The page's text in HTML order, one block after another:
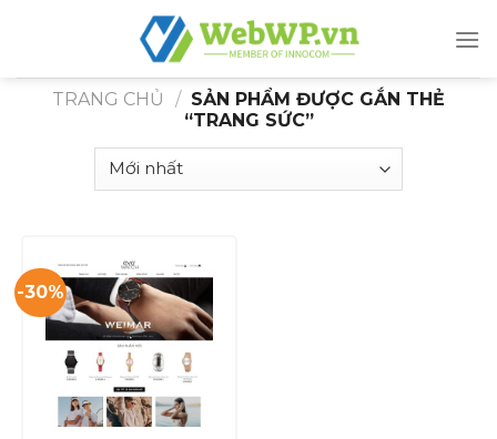
TRANG CHỦ
/ SẢN PHẨM ĐƯỢC GẮN THẺ
“TRANG SỨC”
-30%